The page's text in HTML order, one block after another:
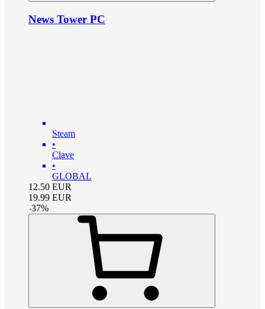
News Tower PC
Steam
•
Clave
•
GLOBAL
12.50 EUR
19.99 EUR
-37%